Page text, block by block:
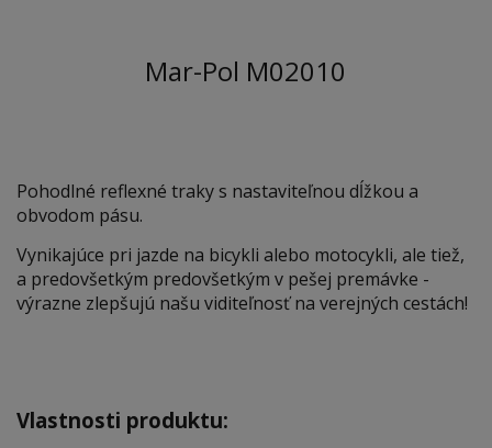
Mar-Pol M02010
Pohodlné reflexné traky s nastaviteľnou dĺžkou a
obvodom pásu.
Vynikajúce pri jazde na bicykli alebo motocykli, ale tiež,
a predovšetkým predovšetkým v pešej premávke -
výrazne zlepšujú našu viditeľnosť na verejných cestách!
Vlastnosti produktu: